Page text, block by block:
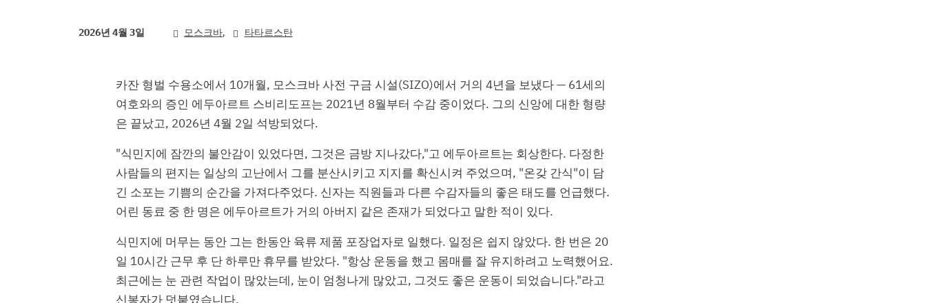
2026년 4월 3일 모스크바, 타타르스탄
카잔 형벌 수용소에서 10개월, 모스크바 사전 구금 시설(SIZO)에서 거의 4년을 보냈다 — 61세의
여호와의 증인 에두아르트 스비리도프는 2021년 8월부터 수감 중이었다. 그의 신앙에 대한 형량
은 끝났고, 2026년 4월 2일 석방되었다.
"식민지에 잠깐의 불안감이 있었다면, 그것은 금방 지나갔다,"고 에두아르트는 회상한다. 다정한
사람들의 편지는 일상의 고난에서 그를 분산시키고 지지를 확신시켜 주었으며, "온갖 간식"이 담
긴 소포는 기쁨의 순간을 가져다주었다. 신자는 직원들과 다른 수감자들의 좋은 태도를 언급했다.
어린 동료 중 한 명은 에두아르트가 거의 아버지 같은 존재가 되었다고 말한 적이 있다.
식민지에 머무는 동안 그는 한동안 육류 제품 포장업자로 일했다. 일정은 쉽지 않았다. 한 번은 20
일 10시간 근무 후 단 하루만 휴무를 받았다. "항상 운동을 했고 몸매를 잘 유지하려고 노력했어요.
최근에는 눈 관련 작업이 많았는데, 눈이 엄청나게 많았고, 그것도 좋은 운동이 되었습니다."라고
신봉자가 덧붙였습니다.